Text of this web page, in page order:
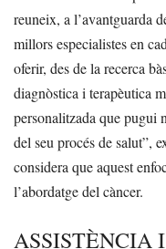
reuneix, a l’avantguarda
millors especialistes en
oferir, des de la recerca
diagnòstica i terapèutica
personalitzada que pugui
del seu procés de salut”,
considera que aquest
l’abordatge del càncer.
ASSISTÈNCIA